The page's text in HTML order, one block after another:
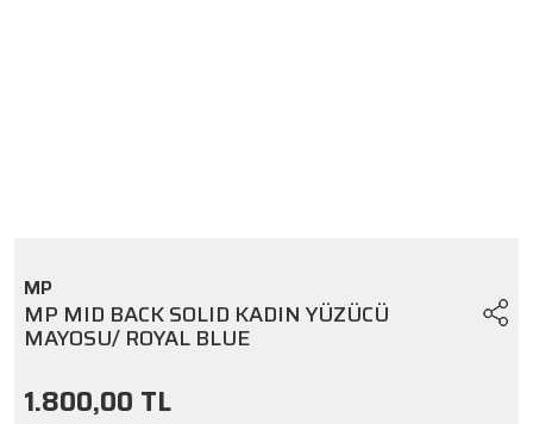
MP
MP MID BACK SOLID KADIN YÜZÜCÜ
MAYOSU/ ROYAL BLUE
1.800,00 TL